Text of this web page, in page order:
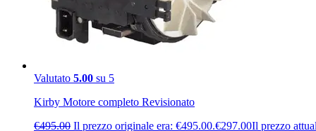
Valutato 5.00 su 5
Kirby Motore completo Revisionato
€495.00 Il prezzo originale era: €495.00.€297.00Il prezzo